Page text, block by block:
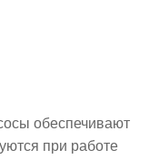
обеспечивают
при работе